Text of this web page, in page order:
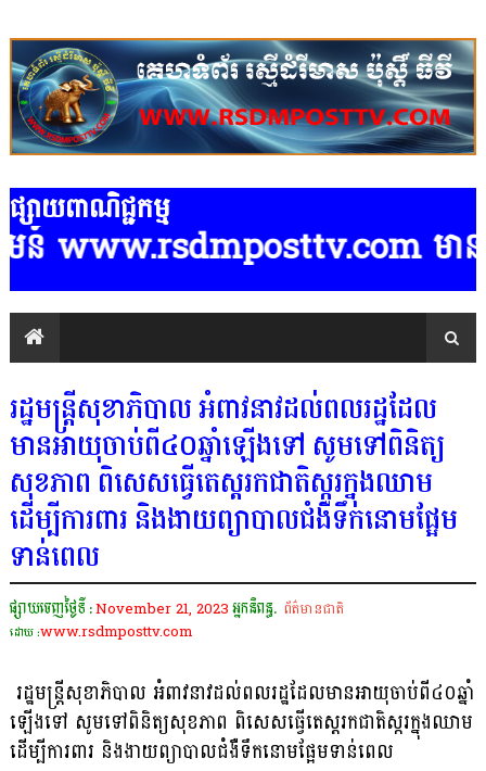
ផ្សាយពាណិជ្ជកម្ម
មានទទួល
រដ្ឋមន្ដ្រីសុខាភិបាល អំពាវនាវដល់ពលរដ្ឋដែល
មានអាយុចាប់ពី៤០ឆ្នាំឡើងទៅ សូមទៅពិនិត្យ
សុខភាព ពិសេសធ្វើតេស្ដរកជាតិស្ករក្នុងឈាម
ដើម្បីការពារ និងងាយព្យាបាលជំងឺទឹកនោមផ្អែម
ទាន់ពេល
ផ្សាយចេញថ្ងៃទី :November 21, 2023 អ្នកនិពន្ធ. ព័ត៌មានជាតិ
ដោយ :www.rsdmposttv.com
រដ្ឋមន្ដ្រីសុខាភិបាល អំពាវនាវដល់ពលរដ្ឋដែលមានអាយុចាប់ពី៤០ឆ្នាំ
ឡើងទៅ សូមទៅពិនិត្យសុខភាព ពិសេសធ្វើតេស្ដរកជាតិស្ករក្នុងឈាម
ដើម្បីការពារ និងងាយព្យាបាលជំងឺទឹកនោមផ្អែមទាន់ពេល